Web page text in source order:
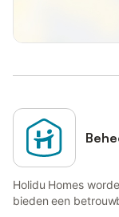
Holidu Homes
bieden een